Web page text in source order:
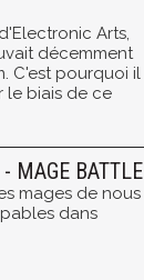
Arts,
décemment
C'est pourquoi il
le biais de ce
MAGE BATTLE
mages de nous
dans